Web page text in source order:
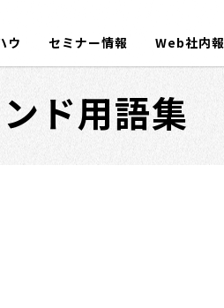
ウ セミナー情報 Web社内報
ド用語集